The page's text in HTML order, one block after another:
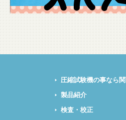
圧縮試験機の事なら
製品紹介
検査・校正